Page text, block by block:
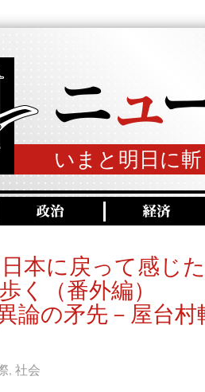
いまと明日に
本に戻って感じ
く（番外編）
論の矛先－屋台
, 社会